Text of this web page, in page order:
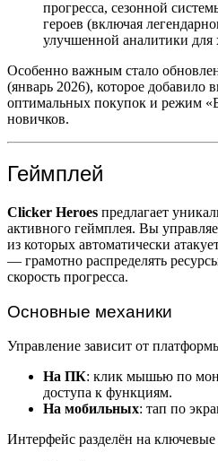
прогресса, сезонной
героев (включая
улучшенной аналитики для
Особенно важным стало
(январь 2026), которое добавило
оптимальных покупок и режим
новичков.
Геймплей
Clicker Heroes предлагает
активного геймплея. Вы
из которых автоматически
— грамотно распределять
скорость прогресса.
Основные механики
Управление зависит от
На ПК: клик мышью по
доступа к функциям.
На мобильных: тап по
Интерфейс разделён на